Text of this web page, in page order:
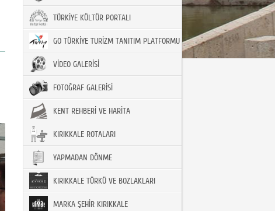
TÜRKİYE KÜLTÜR PORTALI
GO TÜRKİYE TURİZM TANITIM PLATFORMU
VİDEO GALERİSİ
FOTOĞRAF GALERİSİ
KENT REHBERİ VE HARİTA
KIRIKKALE ROTALARI
YAPMADAN DÖNME
KIRIKKALE TÜRKÜ VE BOZLAKLARI
MARKA ŞEHİR KIRIKKALE